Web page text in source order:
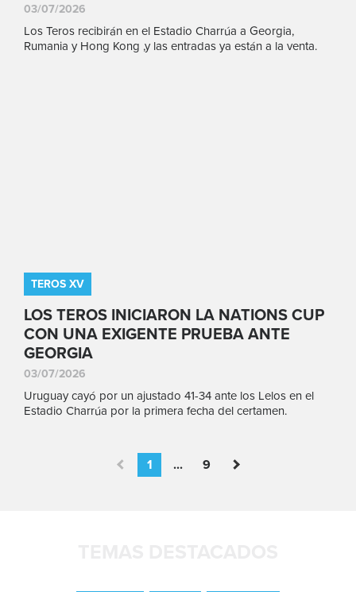
03/07/2026
Los Teros recibirán en el Estadio Charrúa a Georgia,
Rumania y Hong Kong ,y las entradas ya están a la venta.
TEROS XV
LOS TEROS INICIARON LA NATIONS CUP
CON UNA EXIGENTE PRUEBA ANTE
GEORGIA
03/07/2026
Uruguay cayó por un ajustado 41-34 ante los Lelos en el
Estadio Charrúa por la primera fecha del certamen.
1 ... 9